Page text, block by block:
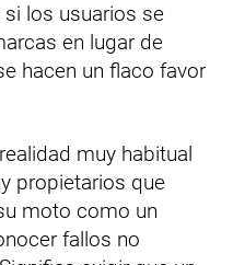
los usuarios se
en lugar de
hacen un flaco favor
muy habitual
propietarios que
moto como un
fallos no